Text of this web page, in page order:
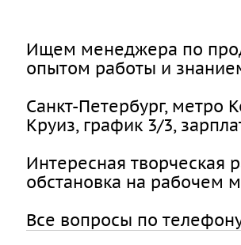
Ищем менеджера по
опытом работы и
Санкт-Петербург, метро
Круиз, график 3/3,
Интересная творческая
обстановка на рабочем
Все вопросы по